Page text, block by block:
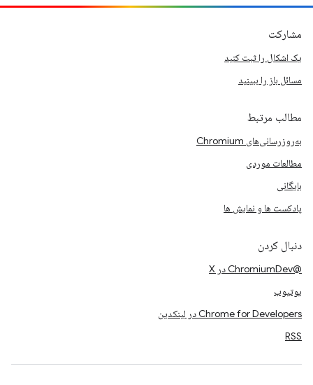
مشارکت
یک اشکال را ثبت کنید
مسائل باز را ببینید
مطالب مرتبط
به‌روزرسانی‌های Chromium
مطالعات موردی
بایگانی
پادکست ها و نمایش ها
دنبال کردن
@ChromiumDev در X
یوتیوب
Chrome for Developers در لینکدین
RSS